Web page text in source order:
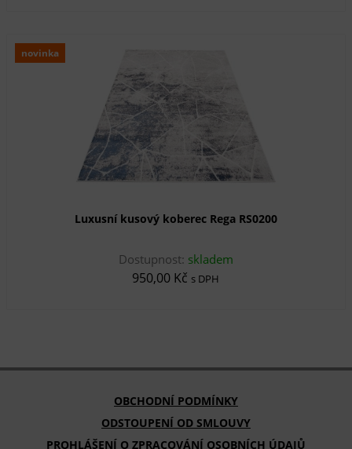
novinka
Luxusní kusový koberec Rega RS0200
Dostupnost: skladem
950,00 Kč s DPH
OBCHODNÍ PODMÍNKY
ODSTOUPENÍ OD SMLOUVY
PROHLÁŠENÍ O ZPRACOVÁNÍ OSOBNÍCH ÚDAJŮ